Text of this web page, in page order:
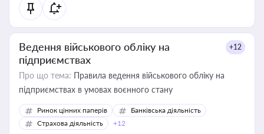
Ведення військового обліку на
підприємствах
+12
Про що тема: Правила ведення військового обліку на
підприємствах в умовах воєнного стану
Ринок цінних паперів
Банківська діяльність
Страхова діяльність
+12